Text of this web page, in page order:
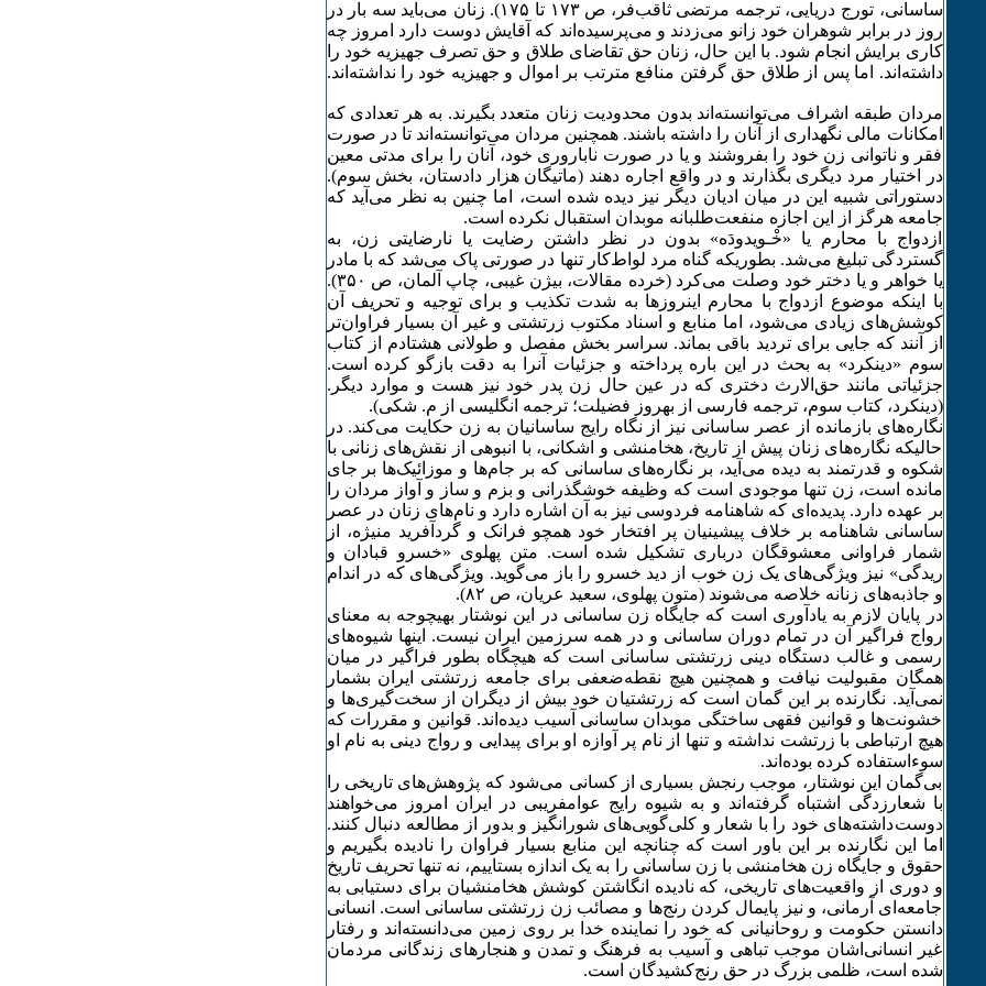
ساسانی، تورج دریایی، ترجمه مرتضی ثاقب‌فر، ص ۱۷٣ تا ۱۷۵). زنان می‌باید سه بار در
روز در برابر شوهران خود زانو می‌زدند و می‌پرسیده‌اند که آقایش دوست دارد امروز چه
کاری برایش انجام شود. با این حال، زنان حق تقاضای طلاق و حق تصرف جهیزیه خود را
داشته‌اند. اما پس از طلاق حق گرفتن منافع مترتب بر اموال و جهیزیه خود را نداشته‌اند.
مردان طبقه اشراف می‌توانسته‌اند بدون محدودیت زنان متعدد بگیرند. به هر تعدادی که
امکانات مالی نگهداری از آنان را داشته باشند. همچنین مردان می‌توانسته‌اند تا در صورت
فقر و ناتوانی زن خود را بفروشند و یا در صورت ناباروری خود، آنان را برای مدتی معین
در اختیار مرد دیگری بگذارند و در واقع اجاره دهند (ماتیگان هزار دادستان، بخش سوم).
دستوراتی شبیه این در میان ادیان دیگر نیز دیده شده است، اما چنین به نظر می‌آید که
جامعه هرگز از این اجازه منفعت‌طلبانه موبدان استقبال نکرده است.
ازدواج با محارم یا «خْـویدودَه» بدون در نظر داشتن رضایت یا نارضایتی زن، به
گستردگی تبلیغ می‌شد. بطوریکه گناه مرد لواط‌کار تنها در صورتی پاک می‌شد که با مادر
یا خواهر و یا دختر خود وصلت می‌کرد (خرده مقالات، بیژن غیبی، چاپ آلمان، ص ٣۵۰).
با اینکه موضوع ازدواج با محارم اینروزها به شدت تکذیب و برای توجیه و تحریف آن
کوشش‌های زیادی می‌شود، اما منابع و اسناد مکتوب زرتشتی و غیر آن بسیار فراوان‌تر
از آنند که جایی برای تردید باقی بماند. سراسر بخش مفصل و طولانی هشتادم از کتاب
سوم «دینکرد» به بحث در این باره پرداخته و جزئیات آنرا به دقت بازگو کرده است.
جزئیاتی مانند حق‌الارث دختری که در عین حال زن پدر خود نیز هست و موارد دیگر.
(دینکرد، کتاب سوم، ترجمه فارسی از بهروز فضیلت؛ ترجمه انگلیسی از م. شکی).
نگاره‌های بازمانده از عصر ساسانی نیز از نگاه رایج ساسانیان به زن حکایت می‌کند. در
حالیکه نگاره‌های زنان پیش از تاریخ، هخامنشی و اشکانی، با انبوهی از نقش‌های زنانی با
شکوه و قدرتمند به دیده می‌آید، بر نگاره‌های ساسانی که بر جام‌ها و موزائیک‌ها بر جای
مانده است، زن تنها موجودی است که وظیفه خوشگذرانی و بزم و ساز و آواز مردان را
بر عهده دارد. پدیده‌ای که شاهنامه فردوسی نیز به آن اشاره دارد و نام‌های زنان در عصر
ساسانی شاهنامه بر خلاف پیشینیان پر افتخار خود همچو فرانک و گردآفرید منیژه، از
شمار فراوانی معشوقگان درباری تشکیل شده است. متن پهلوی «خسرو قبادان و
ریدگی» نیز ویژگی‌های یک زن خوب از دید خسرو را باز می‌گوید. ویژگی‌های که در اندام
و جاذبه‌های زنانه خلاصه می‌شوند (متون پهلوی، سعید عریان، ص ٨۲).
در پایان لازم به یادآوری است که جایگاه زن ساسانی در این نوشتار بهیچوجه به معنای
رواج فراگیر آن در تمام دوران ساسانی و در همه سرزمین ایران نیست. اینها شیوه‌های
رسمی و غالب دستگاه دینی زرتشتی ساسانی است که هیچگاه بطور فراگیر در میان
همگان مقبولیت نیافت و همچنین هیچ نقطه‌ضعفی برای جامعه زرتشتی ایران بشمار
نمی‌آید. نگارنده بر این گمان است که زرتشتیان خود بیش از دیگران از سخت‌گیری‌ها و
خشونت‌ها و قوانین فقهی ساختگی موبدان ساسانی آسیب دیده‌اند. قوانین و مقررات که
هیچ ارتباطی با زرتشت نداشته و تنها از نام پر آوازه او برای پیدایی و رواج دینی به نام او
سوء‌استفاده کرده بوده‌اند. ‌
بی‌گمان این نوشتار، موجب رنجش بسیاری از کسانی می‌شود که پژوهش‌های تاریخی را
با شعارزدگی اشتباه گرفته‌اند و به شیوه رایج عوامفریبی‌ در ایران امروز می‌خواهند
دوست‌داشته‌های خود را با شعار و کلی‌گویی‌های شورانگیز و بدور از مطالعه دنبال کنند.
اما این نگارنده بر این باور است که چنانچه این منابع بسیار فراوان را نادیده بگیریم و
حقوق و جایگاه زن هخامنشی با زن ساسانی را به یک اندازه بستاییم، نه تنها تحریف تاریخ
و دوری از واقعیت‌های تاریخی، که نادیده انگاشتن کوشش‌ هخامنشیان برای دستیابی به
جامعه‌ای آرمانی، و نیز پایمال کردن رنج‌ها و مصائب زن زرتشتی ساسانی است. انسانی
دانستن حکومت و روحانیانی که خود را نماینده خدا بر روی زمین می‌دانسته‌اند و رفتار
غیر انسانی‌اشان موجب تباهی و آسیب به فرهنگ و تمدن و هنجارهای زندگانی مردمان
شده است، ظلمی بزرگ در حق رنج‌کشیدگان است.